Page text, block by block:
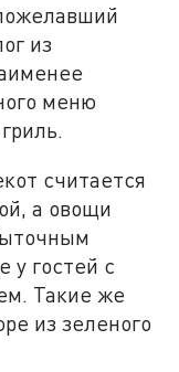
из
меню
считается
а овощи
у гостей с
Такие же
из зеленого